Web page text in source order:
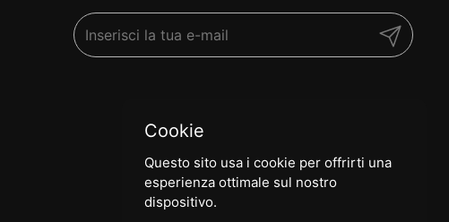
Invia
Cookie
Questo sito usa i cookie per offrirti una
esperienza ottimale sul nostro
dispositivo.